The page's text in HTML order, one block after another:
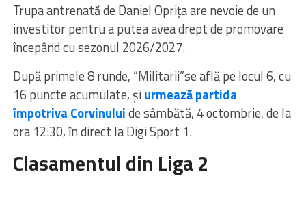
Trupa antrenată de Daniel Oprița are nevoie de un
investitor pentru a putea avea drept de promovare
începând cu sezonul 2026/2027.
După primele 8 runde, ”Militarii”se află pe locul 6, cu
16 puncte acumulate, șiurmează partida
împotriva Corvinuluide sâmbătă, 4 octombrie, de la
ora 12:30, în direct la Digi Sport 1.
Clasamentul din Liga 2